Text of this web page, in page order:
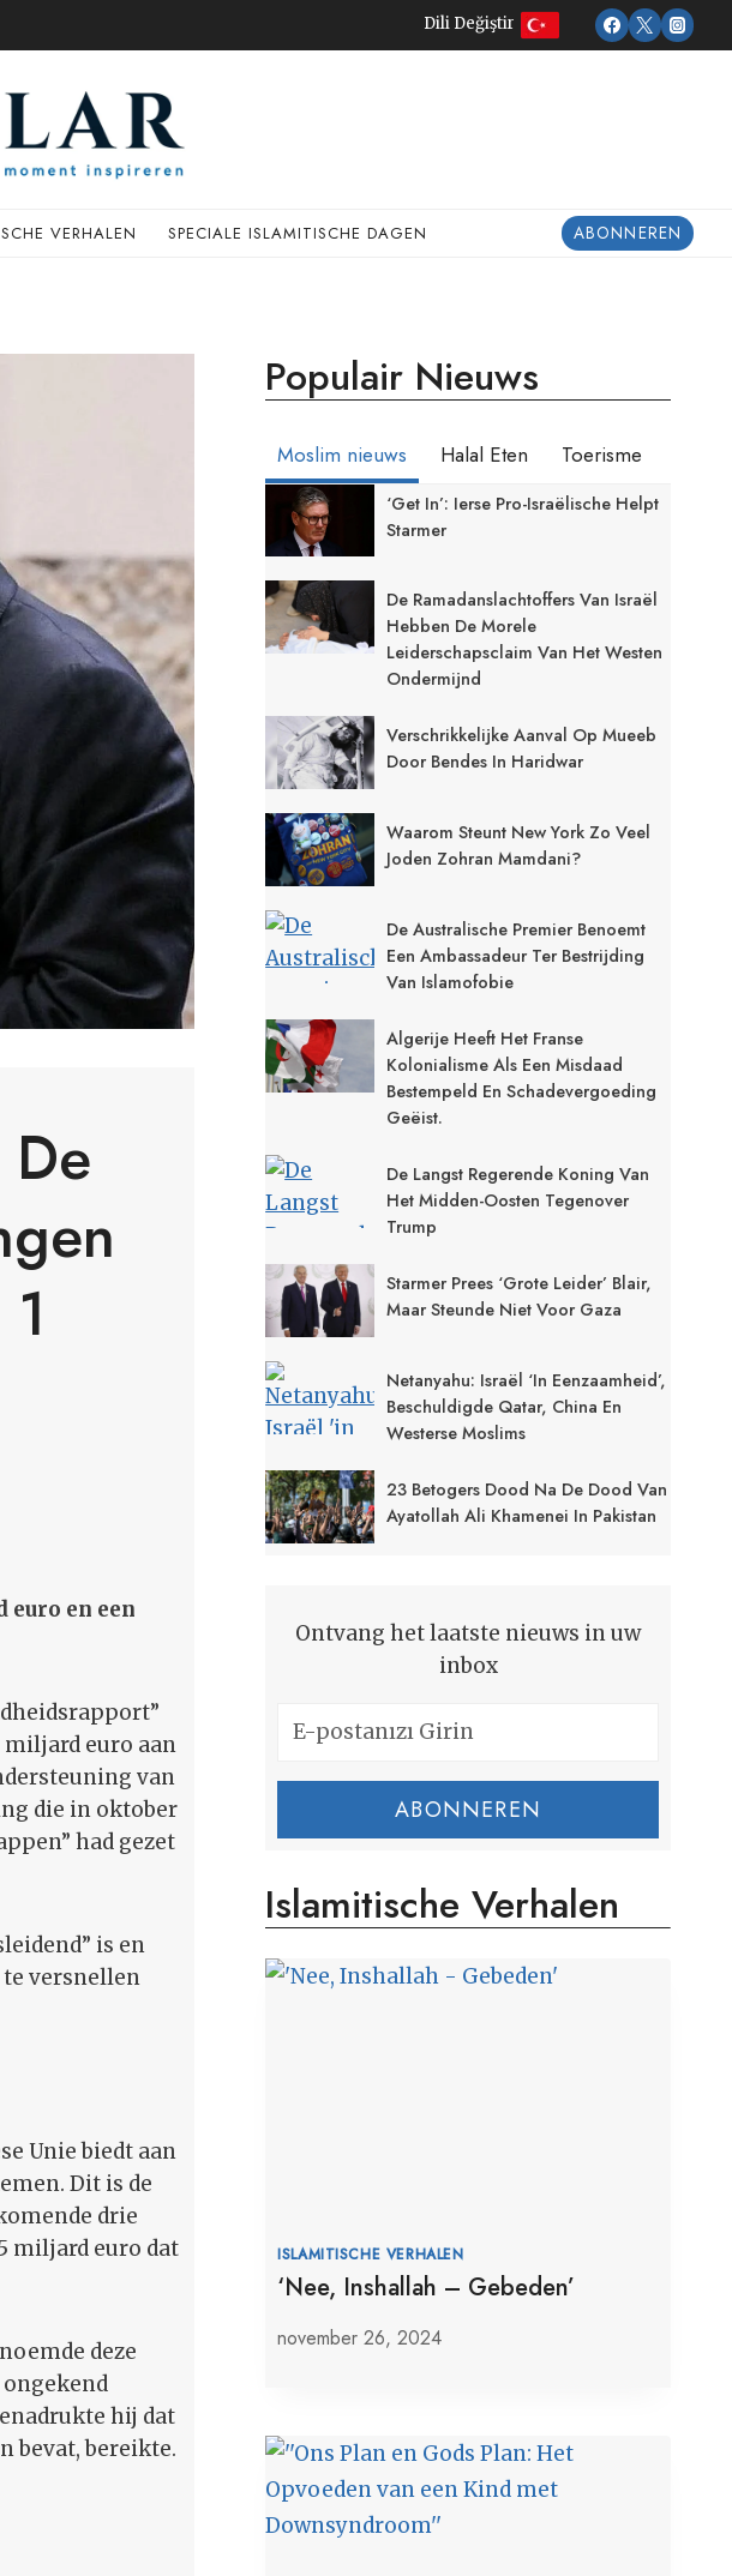
Dili Değiştir
VERHALEN SPECIALE ISLAMITISCHE DAGEN ABONNEREN
euro en een
miljard euro aan
van
die in oktober
had gezet
is en
te versnellen
Unie biedt aan
Dit is de
drie
miljard euro dat
deze
hij dat
bevat, bereikte.
Populair Nieuws
Moslim nieuws Halal Eten Toerisme
‘Get In’: Ierse Pro-Israëlische Helpt
Starmer
De Ramadanslachtoffers Van Israël
Hebben De Morele
Leiderschapsclaim Van Het Westen
Ondermijnd
Verschrikkelijke Aanval Op Mueeb
Door Bendes In Haridwar
Waarom Steunt New York Zo Veel
Joden Zohran Mamdani?
De Australische Premier Benoemt
Een Ambassadeur Ter Bestrijding
Van Islamofobie
Algerije Heeft Het Franse
Kolonialisme Als Een Misdaad
Bestempeld En Schadevergoeding
Geëist.
De Langst Regerende Koning Van
Het Midden-Oosten Tegenover
Trump
Starmer Prees ‘grote Leider’ Blair,
Maar Steunde Niet Voor Gaza
Netanyahu: Israël ‘in Eenzaamheid’,
Beschuldigde Qatar, China En
Westerse Moslims
23 Betogers Dood Na De Dood Van
Ayatollah Ali Khamenei In Pakistan
Ontvang het laatste nieuws in uw
inbox
ABONNEREN
Islamitische Verhalen
ISLAMITISCHE VERHALEN
‘Nee, Inshallah – Gebeden’
november 26, 2024